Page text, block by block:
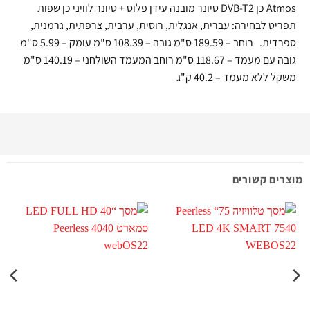
Atmos כן DVB-T2 טיונר מובנה עידן פלוס + טיונר לוויני כן שפות
תפריט לבחירה: עברית, אנגלית, רוסית, ערבית, צרפתית, גרמנית,
ספרדית. רוחב – 189.59 ס"מ גובה – 108.39 ס"מ עומק – 5.99 ס"מ
גובה עם מעמד – 118.67 ס"מ רוחב המעמד השולחני – 140.19 ס"מ
משקל ללא מעמד – 40.2 ק"ג
מוצרים קשורים